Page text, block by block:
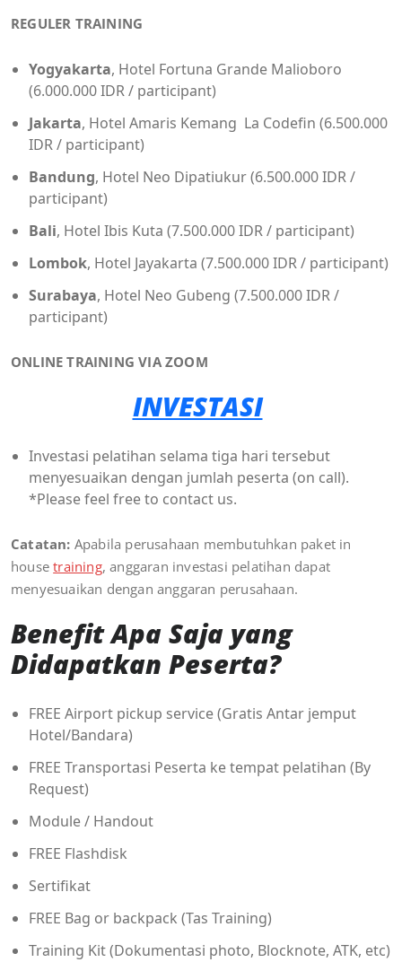
REGULER TRAINING
Yogyakarta, Hotel Fortuna Grande Malioboro
(6.000.000 IDR / participant)
Jakarta, Hotel Amaris Kemang La Codefin (6.500.000
IDR / participant)
Bandung, Hotel Neo Dipatiukur (6.500.000 IDR /
participant)
Bali, Hotel Ibis Kuta (7.500.000 IDR / participant)
Lombok, Hotel Jayakarta (7.500.000 IDR / participant)
Surabaya, Hotel Neo Gubeng (7.500.000 IDR /
participant)
ONLINE TRAINING VIA ZOOM
INVESTASI
Investasi pelatihan selama tiga hari tersebut
menyesuaikan dengan jumlah peserta (on call).
*Please feel free to contact us.
Catatan: Apabila perusahaan membutuhkan paket in
housetraining, anggaran investasi pelatihan dapat
menyesuaikan dengan anggaran perusahaan.
Benefit Apa Saja yang
Didapatkan Peserta?
FREE Airport pickup service (Gratis Antar jemput
Hotel/Bandara)
FREE Transportasi Peserta ke tempat pelatihan (By
Request)
Module / Handout
FREE Flashdisk
Sertifikat
FREE Bag or backpack (Tas Training)
Training Kit (Dokumentasi photo, Blocknote, ATK, etc)